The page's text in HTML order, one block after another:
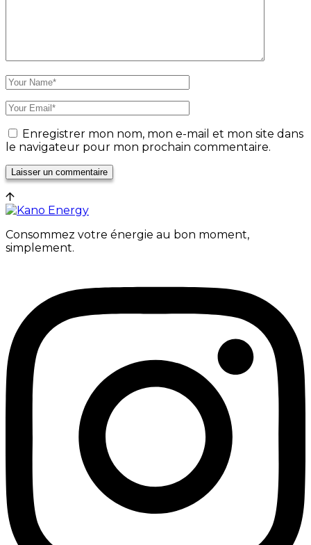
Enregistrer mon nom, mon e-mail et mon site dans
le navigateur pour mon prochain commentaire.
Laisser un commentaire
Consommez votre énergie au bon moment,
simplement.